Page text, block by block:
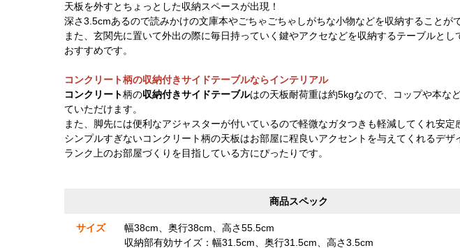
天板を外すとちょっとした収納スペースが出現！
深さ3.5cmあるので読みかけの文庫本やごちゃごちゃしがちな小物などを収納することが
また、玄関先に置いて外出の際に毎日持っていく鍵やアクセなどを収納するテーブルとし
おすすめです。
コンクリート柄の収納付きサイドテーブルならインテリアル
コンクリート柄の収納付きサイドテーブルはの天板耐荷重は約5kgなので、コップや本な
ていただけます。
また、脚先には便利なアジャスターが付いているので軽微なガタつきも軽減してくれ安定
シンプルすぎないコンクリート柄の天板はお部屋に程良いアクセントを与えてくれるデザ
ランク上のお部屋づくりを目指している方にぴったりです。
商品スペック
サイズ
幅38cm、奥行38cm、高さ55.5cm
収納部有効サイズ：幅31.5cm、奥行31.5cm、高さ3.5cm